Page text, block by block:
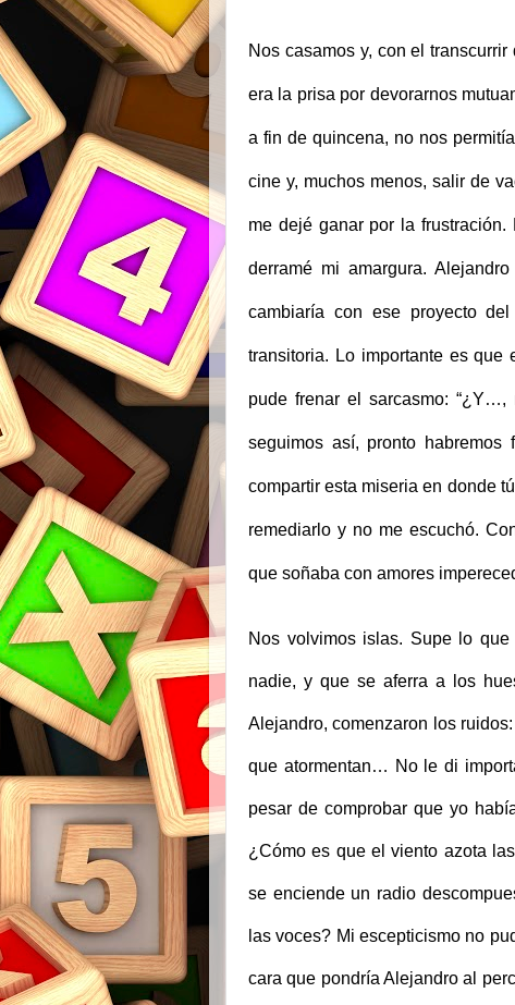
Nos casamos y, con el
era la prisa por devorarnos
a fin de quincena, no nos
cine y, muchos menos, salir de
me dejé ganar por la
derramé mi amargura.
cambiaría con ese proyecto
transitoria. Lo importante es
pude frenar el sarcasmo:
seguimos así, pronto
compartir esta miseria en donde
remediarlo y no me escuchó.
que soñaba con amores
Nos volvimos islas. Supe lo
nadie, y que se aferra a los
Alejandro, comenzaron los
que atormentan… No le di
pesar de comprobar que yo
¿Cómo es que el viento azota
se enciende un radio
las voces? Mi escepticismo no
cara que pondría Alejandro al